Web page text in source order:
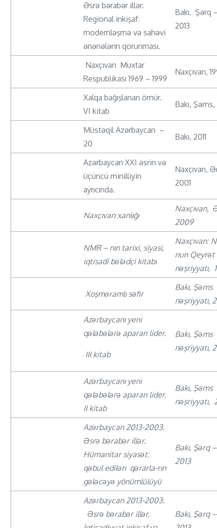
Əsrə bərabər illər.
Regional inkişaf:
modernləşmə və sahəvi
ənənələrin qorunması.
Bakı, Şərq
2013
Naxçıvan Muxtar
Respublikası 1969 – 1999
Naxçıvan,
Xalqa bağışlanan ömür.
VI kitab
Bakı,
Müstəqil Azərbaycan –
20
Bakı, 2011
Azərbaycan XXI əsrin və
üçüncü minilliyin
ayrıcında.
Naxçıvan,
2001
Naxçıvan xanlığı
Naxçıvan,
2009
NMR – nın tarixi, siyasi,
iqtisadi bələdçi kitabı
Naxçıvan:
nun Qeyrət
nəşriyyatı,
Xoşməramlı səfir
Bakı, Şəms
nəşriyyatı,
Azərbaycanı yeni
qələbələrə aparan lider.
III kitab
Bakı, Şəms
nəşriyyatı,
Azərbaycanı yeni
qələbələrə aparan lider.
II kitab
Bakı, Şəms
nəşriyyatı,
Azərbaycan 2013-2003.
Əsrə bərabər illər.
Hümanitar siyasət:
qəbul edilən qərarla-rın
gələcəyə yönümlülüyü
Bakı, Şərq
2013
Azərbaycan 2013-2003.
Əsrə bərabər illər.
Bakı, Şərq